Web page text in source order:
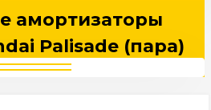
амортизаторы
Palisade (пара)